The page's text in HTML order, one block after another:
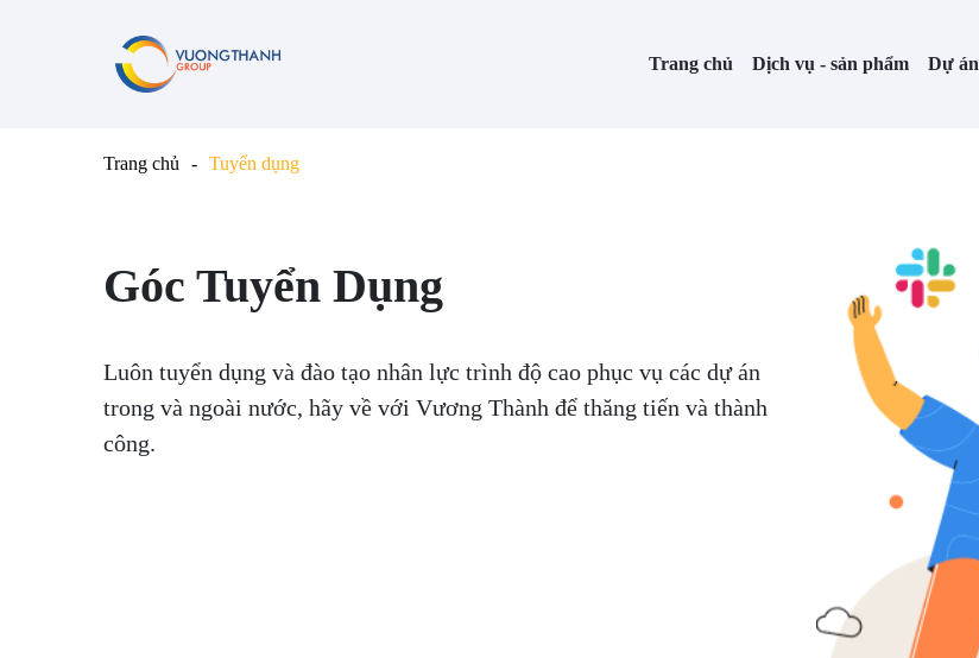
Trang chủ Dịch vụ - sản phẩm Dự án
Trang chủ Tuyển dụng
Góc Tuyển Dụng
Luôn tuyển dụng và đào tạo nhân lực trình độ cao phục vụ các dự án
trong và ngoài nước, hãy về với Vương Thành để thăng tiến và thành
công.